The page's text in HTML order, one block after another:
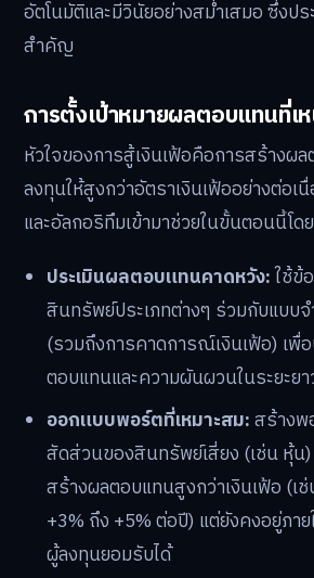
อัตโนมัติและมีวินัยอย่างสม่ำเสมอ ซึ่งป
สำคัญ
การตั้งเป้าหมายผลตอบแทนที่เ
หัวใจของการสู้เงินเฟ้อคือการสร้างผ
ลงทุนให้สูงกว่าอัตราเงินเฟ้ออย่างต่อเ
และอัลกอริทึมเข้ามาช่วยในขั้นตอนนี้โด
ประเมินผลตอบแทนคาดหวัง:ใช้ข้
สินทรัพย์ประเภทต่างๆ ร่วมกับแบบ
(รวมถึงการคาดการณ์เงินเฟ้อ) เพื่
ตอบแทนและความผันผวนในระยะยา
ออกแบบพอร์ตที่เหมาะสม:สร้างพ
สัดส่วนของสินทรัพย์เสี่ยง (เช่น หุ้น
สร้างผลตอบแทนสูงกว่าเงินเฟ้อ (เช่
+3% ถึง +5% ต่อปี) แต่ยังคงอยู่ภา
ผู้ลงทุนยอมรับได้